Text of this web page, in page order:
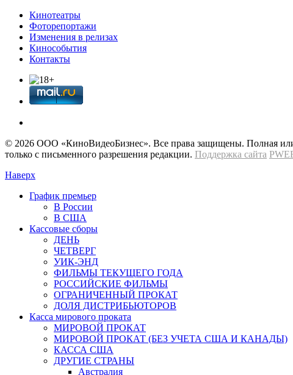
Кинотеатры
Фоторепортажи
Изменения в релизах
Кинособытия
Контакты
© 2026 OOО «КиноВидеоБизнес». Все права защищены. Полная или
только с письменного разрешения редакции. Поддержка сайта
Наверх
График премьер
В России
В США
Кассовые сборы
ДЕНЬ
ЧЕТВЕРГ
УИК-ЭНД
ФИЛЬМЫ ТЕКУЩЕГО ГОДА
РОССИЙСКИЕ ФИЛЬМЫ
ОГРАНИЧЕННЫЙ ПРОКАТ
ДОЛЯ ДИСТРИБЬЮТОРОВ
Касса мирового проката
МИРОВОЙ ПРОКАТ
МИРОВОЙ ПРОКАТ (БЕЗ УЧЕТА США И КАНАДЫ)
КАССА США
ДРУГИЕ СТРАНЫ
Австралия